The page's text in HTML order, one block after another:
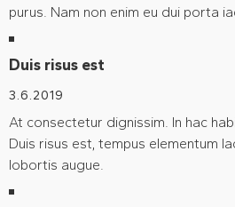
purus. Nam non enim eu dui porta
Duis risus est
3.6.2019
At consectetur dignissim. In hac
Duis risus est, tempus elementum
lobortis augue.